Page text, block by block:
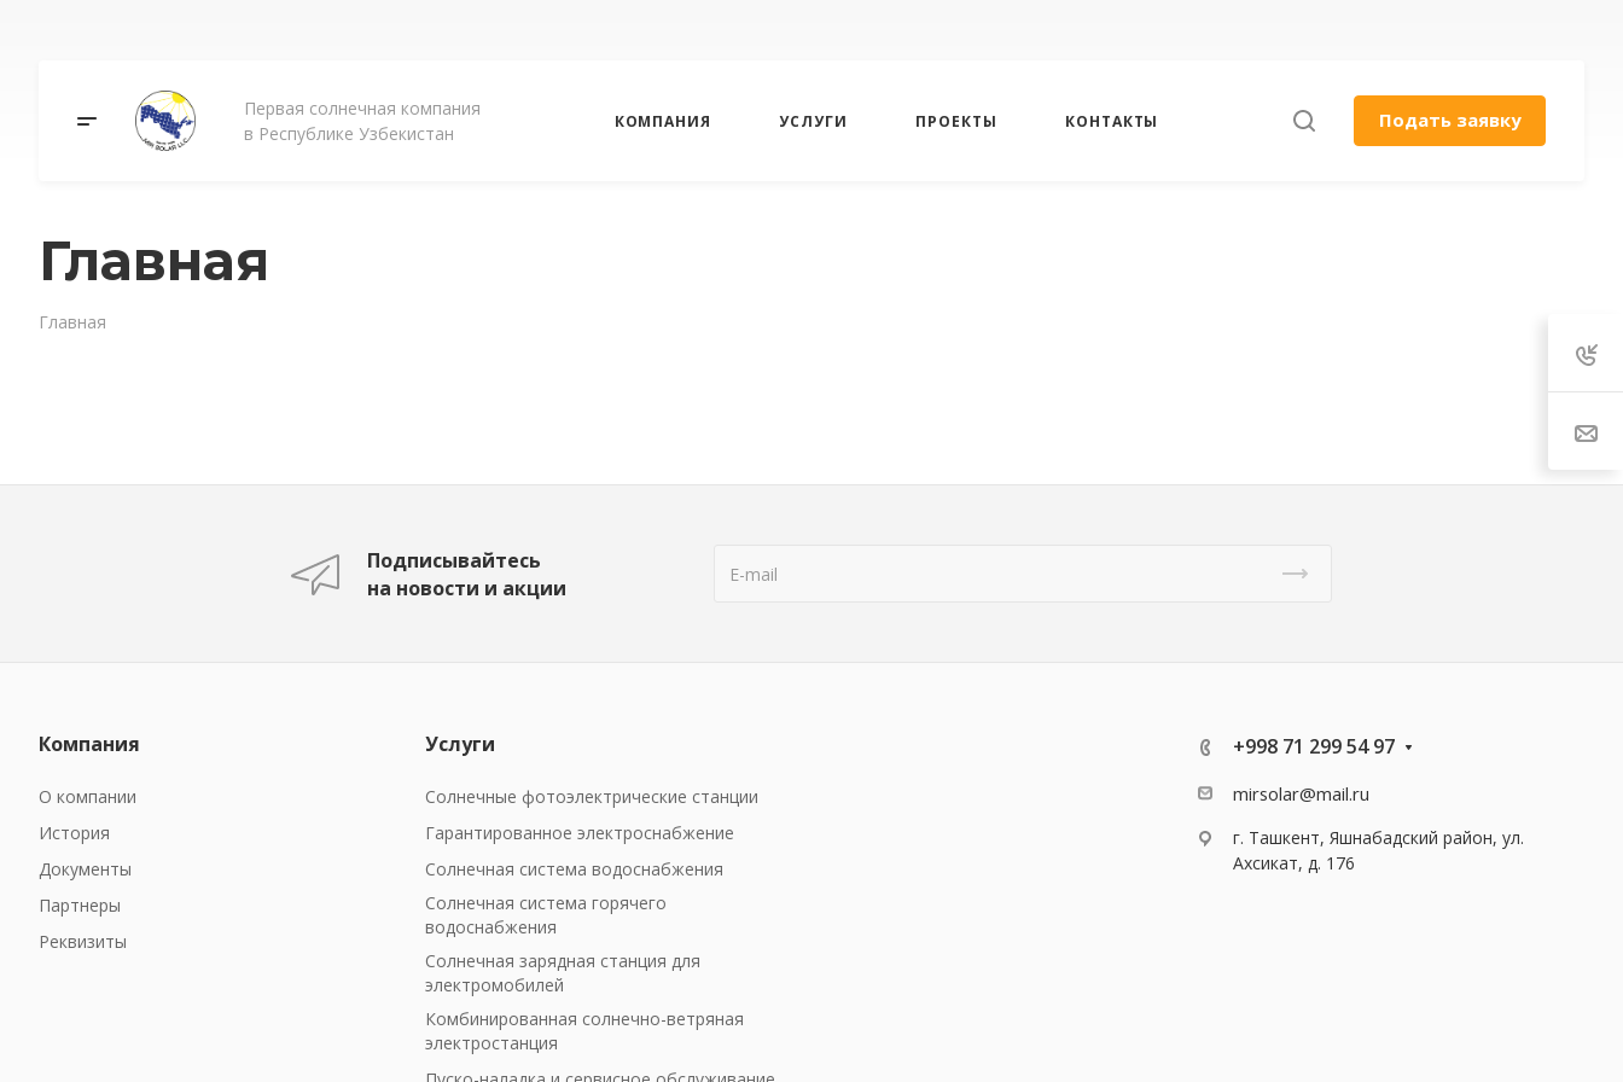
Первая солнечная компания
в Республике Узбекистан
КОМПАНИЯ УСЛУГИ ПРОЕКТЫ КОНТАКТЫ Подать заявку
Главная
Главная
Подписывайтесь
на новости и акции
Компания
О компании
История
Документы
Партнеры
Реквизиты
Услуги
Солнечные фотоэлектрические станции
Гарантированное электроснабжение
Солнечная система водоснабжения
Солнечная система горячего
водоснабжения
Солнечная зарядная станция для
электромобилей
Комбинированная солнечно-ветряная
электростанция
+998 71 299 54 97
mirsolar@mail.ru
г. Ташкент, Яшнабадский район, ул.
Ахсикат, д. 176